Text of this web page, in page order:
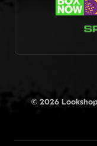
© 2026